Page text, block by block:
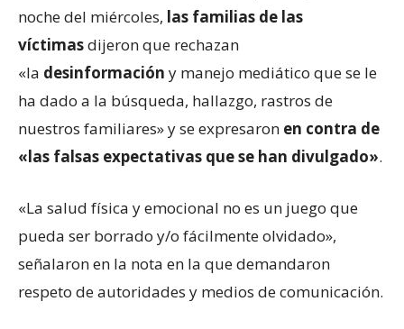
noche del miércoles, las familias de las
víctimasdijeron que rechazan
«la desinformación y manejo mediático que se le
ha dado a la búsqueda, hallazgo, rastros de
nuestros familiares» y se expresaron en contra de
«las falsas expectativas que se han divulgado».
«La salud física y emocional no es un juego que
pueda ser borrado y/o fácilmente olvidado»,
señalaron en la nota en la que demandaron
respeto de autoridades y medios de comunicación.